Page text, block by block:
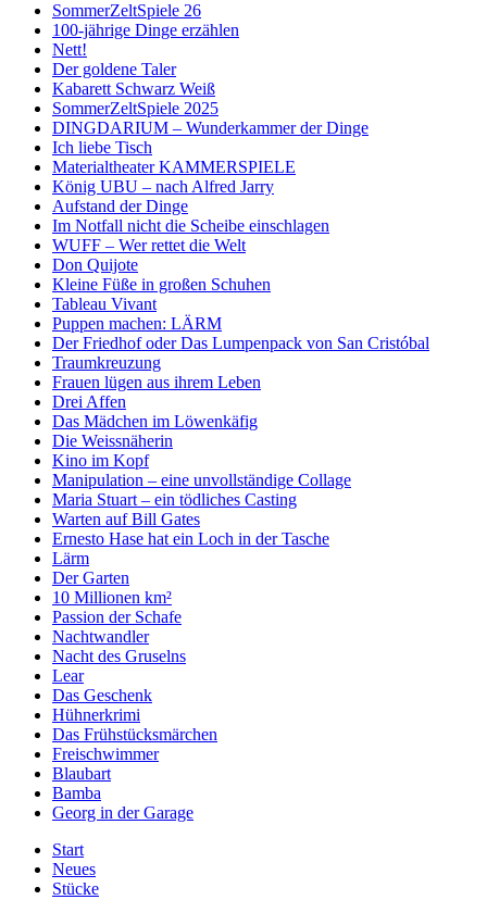
SommerZeltSpiele 26
100-jährige Dinge erzählen
Nett!
Der goldene Taler
Kabarett Schwarz Weiß
SommerZeltSpiele 2025
DINGDARIUM – Wunderkammer der Dinge
Ich liebe Tisch
Materialtheater KAMMERSPIELE
König UBU – nach Alfred Jarry
Aufstand der Dinge
Im Notfall nicht die Scheibe einschlagen
WUFF – Wer rettet die Welt
Don Quijote
Kleine Füße in großen Schuhen
Tableau Vivant
Puppen machen: LÄRM
Der Friedhof oder Das Lumpenpack von San Cristóbal
Traumkreuzung
Frauen lügen aus ihrem Leben
Drei Affen
Das Mädchen im Löwenkäfig
Die Weissnäherin
Kino im Kopf
Manipulation – eine unvollständige Collage
Maria Stuart – ein tödliches Casting
Warten auf Bill Gates
Ernesto Hase hat ein Loch in der Tasche
Lärm
Der Garten
10 Millionen km²
Passion der Schafe
Nachtwandler
Nacht des Gruselns
Lear
Das Geschenk
Hühnerkrimi
Das Frühstücksmärchen
Freischwimmer
Blaubart
Bamba
Georg in der Garage
Start
Neues
Stücke